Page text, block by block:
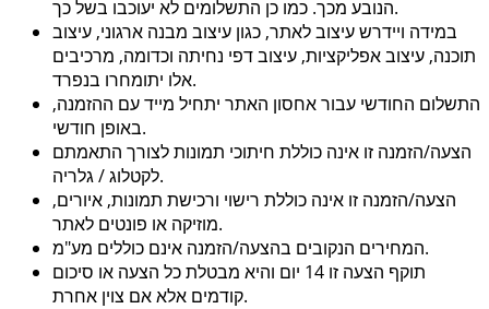
הנובע מכך. כמו כן התשלומים לא יעוכבו בשל כך.
במידה ויידרש עיצוב לאתר, כגון עיצוב מבנה ארגוני, עיצוב
תוכנה, עיצוב אפליקציות, עיצוב דפי נחיתה וכדומה, מרכיבים
אלו יתומחרו בנפרד.
התשלום החודשי עבור אחסון האתר יתחיל מייד עם ההזמנה,
באופן חודשי.
הצעה/הזמנה זו אינה כוללת חיתוכי תמונות לצורך התאמתם
לקטלוג / גלריה.
הצעה/הזמנה זו אינה כוללת רישוי ורכישת תמונות, איורים,
מוזיקה או פונטים לאתר.
המחירים הנקובים בהצעה/הזמנה אינם כוללים מע"מ.
תוקף הצעה זו 14 יום והיא מבטלת כל הצעה או סיכום
קודמים אלא אם צוין אחרת.